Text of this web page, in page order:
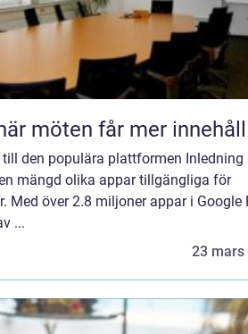
dalarna när möten får mer innehåll
den populära plattformen Inledning
mängd olika appar tillgängliga för
Med över 2.8 miljoner appar i Google
...
23 mars